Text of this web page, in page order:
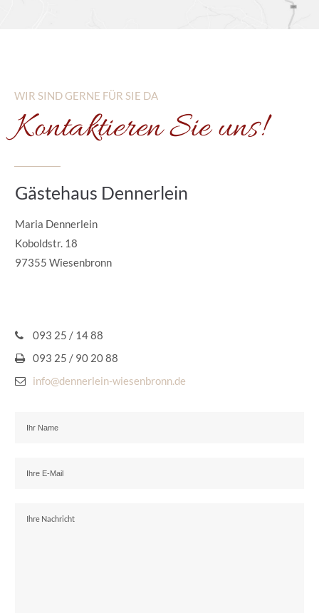
WIR SIND GERNE FÜR SIE DA
Kontaktieren Sie uns!
Gästehaus Dennerlein
Maria Dennerlein
Koboldstr. 18
97355 Wiesenbronn
093 25 / 14 88
093 25 / 90 20 88
info@dennerlein-wiesenbronn.de